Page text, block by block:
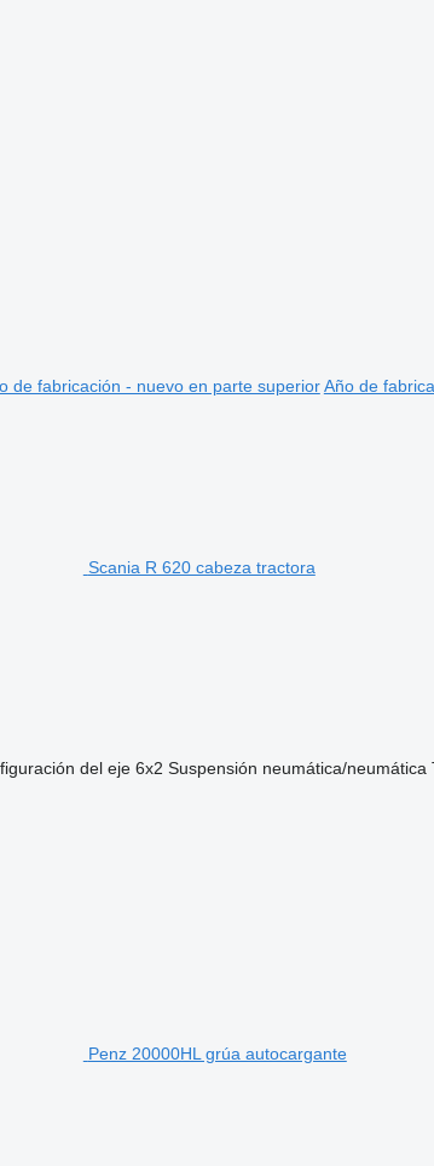
de fabricación - nuevo en parte superior Año de
Scania R 620 cabeza tractora
del eje 6x2 Suspensión neumática/neumática
Penz 20000HL grúa autocargante